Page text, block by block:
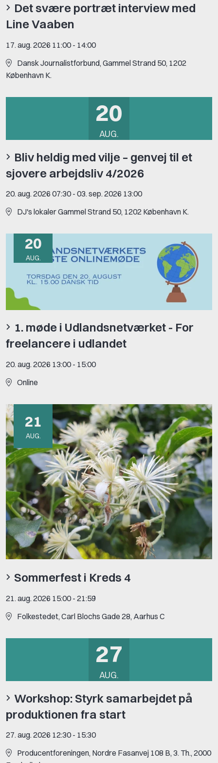
Det svære portræt interview med
Line Vaaben
17. aug. 2026 11:00 - 14:00
Dansk Journalistforbund, Gammel Strand 50, 1202
København K.
20
AUG.
Bliv heldig med vilje – genvej til et
sjovere arbejdsliv 4/2026
20. aug. 2026 07:30 - 03. sep. 2026 13:00
DJ's lokaler Gammel Strand 50, 1202 København K.
20
AUG.
1. møde i Udlandsnetværket - For
freelancere i udlandet
20. aug. 2026 13:00 - 15:00
Online
21
AUG.
Sommerfest i Kreds 4
21. aug. 2026 15:00 - 21:59
Folkestedet, Carl Blochs Gade 28, Aarhus C
27
AUG.
Workshop: Styrk samarbejdet på
produktionen fra start
27. aug. 2026 12:30 - 15:30
Producentforeningen, Nordre Fasanvej 108 B, 3. Th., 2000